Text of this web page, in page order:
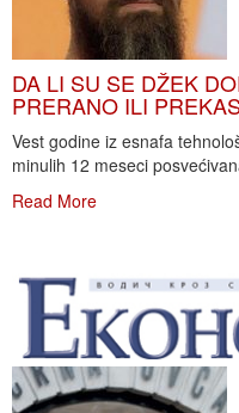
DA LI SU SE DŽEK
PRERANO ILI
Vest godine iz esnafa
minulih 12 meseci
Read More